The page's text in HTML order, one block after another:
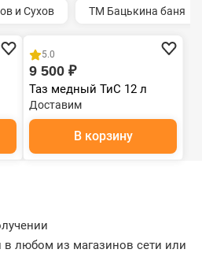
и Сухов ТМ Бацькина баня
5.0
9 500 ₽
Таз медный ТиС 12 л
Доставим
В корзину
в любом из магазинов сети или